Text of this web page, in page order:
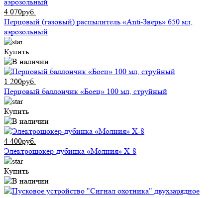
4 070руб.
Перцовый (газовый) распылитель «Anti-Зверь» 650 мл,
аэрозольный
Купить
1 200руб.
Перцовый баллончик «Боец» 100 мл, струйный
Купить
4 400руб.
Электрошокер-дубинка «Молния» Х-8
Купить